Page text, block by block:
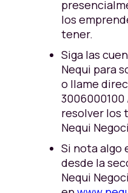
los
tener.
Siga las
Nequi para
o llame
resolver los
Nequi
Si nota algo
desde la
Nequi